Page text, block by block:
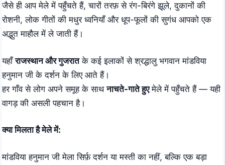
जैसे ही आप मेले में पहुँचते हैं, चारों तरफ़ से रंग-बिरंगे झूले, दुकानों की
रोशनी, लोक गीतों की मधुर ध्वनियाँ और धूप-फूलों की सुगंध आपको एक
अद्भुत माहौल में ले जाती हैं।
यहाँराजस्थान और गुजरातके कई इलाकों से श्रद्धालु भगवान मांडविया
हनुमान जी के दर्शन के लिए आते हैं।
हर गाँव से लोग अपने समूह के साथनाचते-गाते हुएमेले में पहुँचते हैं — यही
वागड़ की असली पहचान है।
क्या मिलता है मेले में:
मांडविया हनुमान जी मेला सिर्फ़ दर्शन या मस्ती का नहीं, बल्कि एक बड़ा